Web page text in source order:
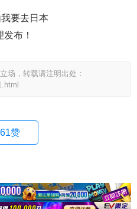
要去日本
发布！
场，转载请注明出处：
61赞